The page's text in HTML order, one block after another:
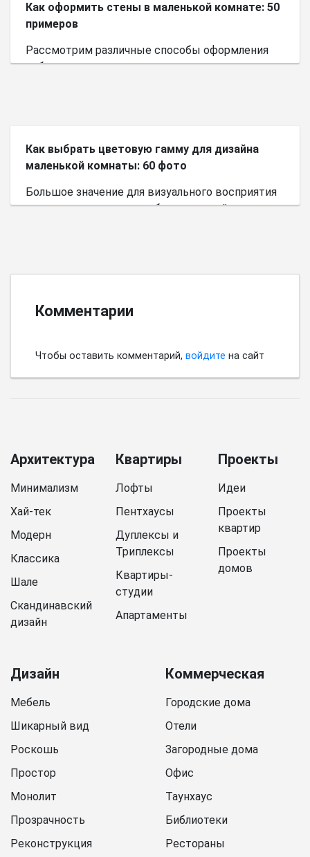
Как оформить стены в маленькой комнате: 50
примеров
Рассмотрим различные способы оформления
небольшого пространства.
Как выбрать цветовую гамму для дизайна
маленькой комнаты: 60 фото
Большое значение для визуального восприятия
пространства имеет выбор цветовой палитры.
Комментарии
Чтобы оставить комментарий, войдите на сайт
Архитектура
Минимализм
Хай-тек
Модерн
Классика
Шале
Скандинавский
дизайн
Квартиры
Лофты
Пентхаусы
Дуплексы и
Триплексы
Квартиры-
студии
Апартаменты
Проекты
Идеи
Проекты
квартир
Проекты
домов
Дизайн
Мебель
Шикарный вид
Роскошь
Простор
Монолит
Прозрачность
Реконструкция
Коммерческая
Городские дома
Отели
Загородные дома
Офис
Таунхаус
Библиотеки
Рестораны